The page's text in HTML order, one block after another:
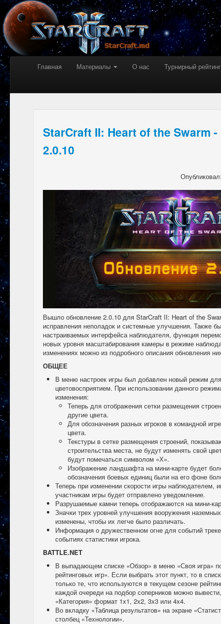
Главная Материалы О нас Турнирный рейтинг
StarCraft II: Heart of the Swarm
2.0.10
Вышло обновление 2.0.10 для StarCraft II: Heart of the
исправления неполадок и системные улучшения. Также
настраиваемых интерфейса наблюдателя, функция
новых уровня масштабирования камеры в режиме
изменениях можно из подробного описания обновления
ОБЩЕЕ
В меню настроек игры был добавлен новый режим
цветовосприятием. При использовании данного
изменения:
Теперь для отображения сетки размещения
другие цвета.
Для обозначения разных игроков в командной
цвета.
Текстуры в сетке размещения строений,
строительства места, не будут изменять свой
будут помечаться символом «Х».
Изображение ландшафта на мини-карте будет
обозначения боевых единиц были на его фоне
Теперь при изменении скорости игры наблюдателем,
участникам игры будет отправлено уведомление.
Разрушаемые камни теперь отображаются на мини-
Значки трех уровней улучшения вооружения
изменены, чтобы их легче было различать.
Информация о дружественном огне для событий
событиях статистики игрока.
BATTLE.NET
В выпадающем списке «Обзор» в меню «Своя игра»
рейтинговых игр». Если выбрать этот пункт, то в
только те, что используются в текущем сезоне
каждой очереди на подбор соперников можно
«Категория» формат 1х1, 2х2, 3х3 или 4х4.
Во вкладку «Таблица результатов» на экране
столбец «Технологии».